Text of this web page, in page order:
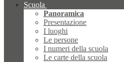
Scuola
Panoramica
Presentazione
I luoghi
Le persone
I numeri della scuola
Le carte della scuola